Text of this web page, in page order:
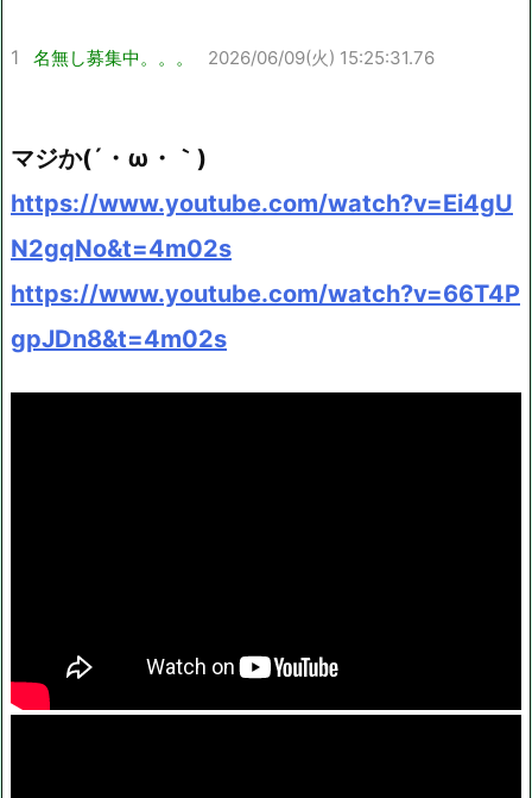
1 名無し募集中。。。 2026/06/09(火) 15:25:31.76
マジか(´・ω・｀)
https://www.youtube.com/watch?v=Ei4gU
N2gqNo&t=4m02s
https://www.youtube.com/watch?v=66T4P
gpJDn8&t=4m02s